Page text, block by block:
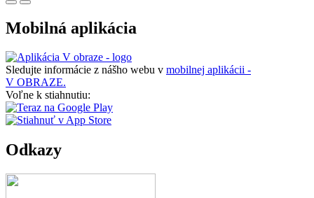
Mobilná aplikácia
Sledujte informácie z nášho webu v mobilnej aplikácii -
V OBRAZE.
Voľne k stiahnutiu:
Odkazy